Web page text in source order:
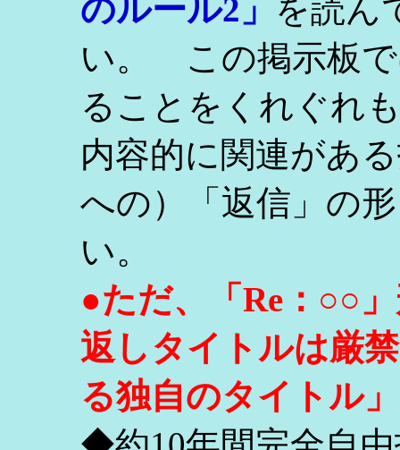
のルール2」 を読ん
い。 この掲示板で
ることをくれぐれ
内容的に関連があ
への）「返信」の
い。
●ただ、「Re：○○
返しタイトルは厳
る独自のタイトル